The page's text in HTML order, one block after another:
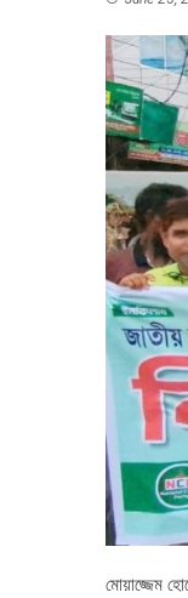
মোয়াজ্জেম